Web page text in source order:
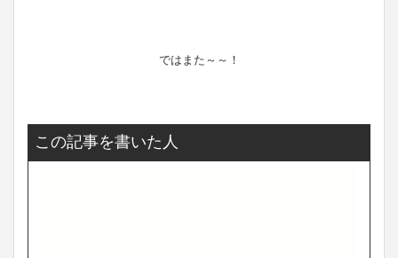
ではまた～～！
この記事を書いた人